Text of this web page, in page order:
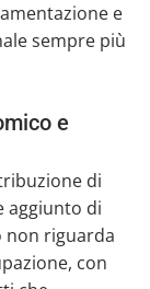
e
sempre più
e
di
aggiunto di
non riguarda
con